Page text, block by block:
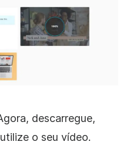
descarregue,
o seu vídeo.